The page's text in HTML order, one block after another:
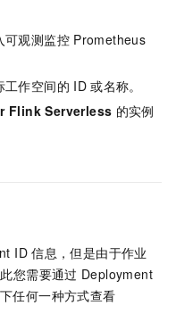
可观测监控 Prometheus
工作空间的 ID 或名称。
Flink Serverless 的实例
ID 信息，但是由于作业
您需要通过 Deployment
任何一种方式查看